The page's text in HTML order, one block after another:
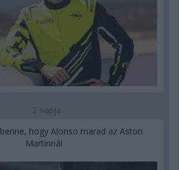
2 napja
hogy Alonso marad az Aston
Martinnál